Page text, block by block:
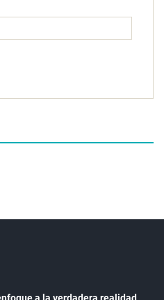
a la verdadera realidad